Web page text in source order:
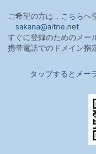
ご希望の方は， こちらへ
sakana@aitne.net
すぐに登録のためのメー
携帯電話でのドメイン指
タップするとメー